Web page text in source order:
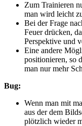
Zum Trainieren
man wird leicht
Bei der Frage
Feuer drücken,
Perspektive und
Eine andere
positionieren, so
man nur mehr
Bug:
Wenn man mit
aus der dem
plötzlich wieder